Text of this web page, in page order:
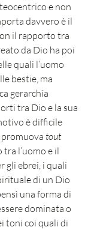
e non
davvero è il
il rapporto tra
da Dio ha poi
quali l’uomo
bestie, ma
gerarchia
tra Dio e la sua
è difficile
promuova tout
l’uomo e il
gli ebrei, i quali
di un Dio
una forma di
dominata o
toni coi quali di